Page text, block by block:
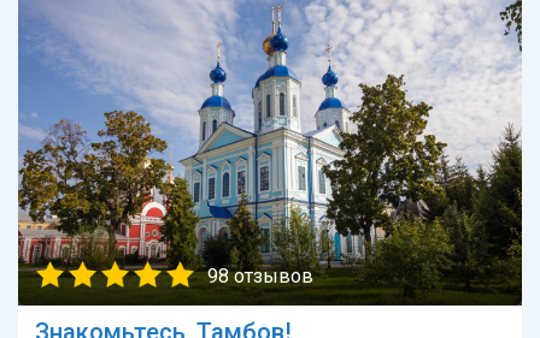
98 отзывов
Знакомьтесь, Тамбов!